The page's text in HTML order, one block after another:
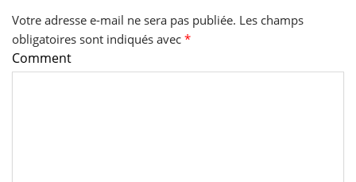
Votre adresse e-mail ne sera pas publiée. Les champs
obligatoires sont indiqués avec *
Comment